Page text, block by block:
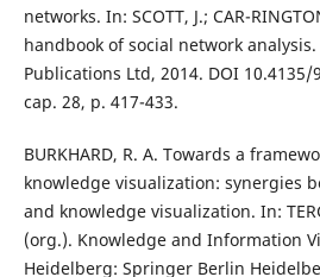
networks. In: SCOTT, J.; CAR-
handbook of social network analysis.
Publications Ltd, 2014. DOI 10.4135/
cap. 28, p. 417-433.
BURKHARD, R. A. Towards a
knowledge visualization: synergies
and knowledge visualization. In:
(org.). Knowledge and Information
Heidelberg: Springer Berlin